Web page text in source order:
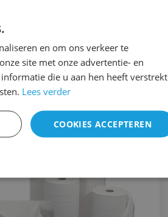
en om ons verkeer te
site met onze advertentie- en
die u aan hen heeft verstrekt
Lees verder
COOKIES ACCEPTEREN